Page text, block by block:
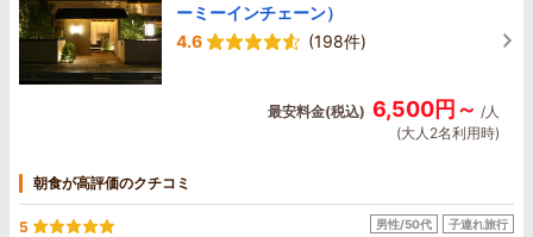
ーミーインチェーン）
4.6
(198件)
最安料金(税込) 6,500円～ /人
(大人2名利用時)
朝食が高評価のクチコミ
5
男性/50代 子連れ旅行